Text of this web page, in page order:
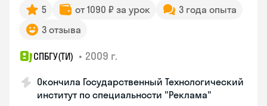
5 от 1090 ₽ за урок
3 года опыта
3 отзыва
СПБГУ(ТИ) • 2009 г.
Окончила Государственный Технологический
институт по специальности "Реклама"